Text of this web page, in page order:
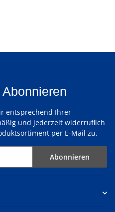
entsprechend Ihrer
und jederzeit widerruflich
per E-Mail zu.
Abonnieren